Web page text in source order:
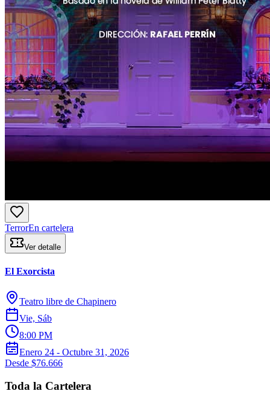
TerrorEn cartelera
Ver detalle
El Exorcista
Teatro libre de Chapinero
Vie, Sáb
8:00 PM
Enero 24 - Octubre 31, 2026
Desde $76.666
Toda la Cartelera